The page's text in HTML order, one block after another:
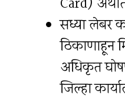
सध्या लेबर
ठिकाणाहून
अधिकृत
जिल्हा